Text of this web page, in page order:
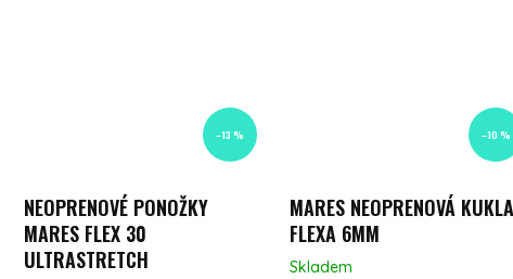
–13 %
NEOPRENOVÉ PONOŽKY
MARES FLEX 30
ULTRASTRETCH
–10 %
MARES NEOPRENOVÁ KUKLA
FLEXA 6MM
Skladem